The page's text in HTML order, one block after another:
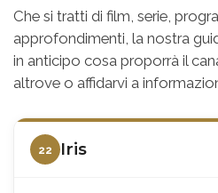
Che si tratti di film, serie,
approfondimenti, la nostra
in anticipo cosa proporrà il
altrove o affidarvi a
22 Iris